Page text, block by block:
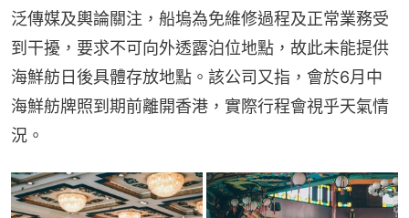
泛傳媒及輿論關注，船塢為免維修過程及正常業務受
到干擾，要求不可向外透露泊位地點，故此未能提供
海鮮舫日後具體存放地點。該公司又指，會於6月中
海鮮舫牌照到期前離開香港，實際行程會視乎天氣情
況。